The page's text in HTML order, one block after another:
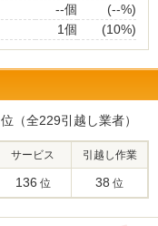
--個 (--%)
1個 (10%)
位（全229引越し業者）
サービス 引越し作業
136 位 38 位